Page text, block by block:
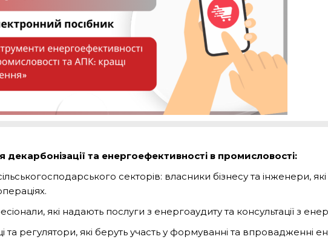
декарбонізації та енергоефективності в промисловості:
секторів: власники бізнесу та інженери,
які надають послуги з енергоаудиту та консультації з
регулятори, які беруть участь у формуванні та впровадженні